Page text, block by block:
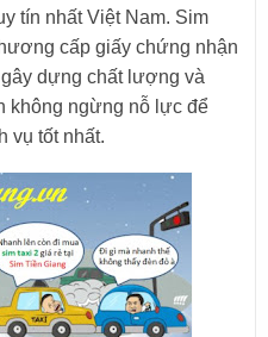
tín nhất Việt Nam. Sim
cấp giấy chứng nhận
dựng chất lượng và
không ngừng nỗ lực để
vụ tốt nhất.